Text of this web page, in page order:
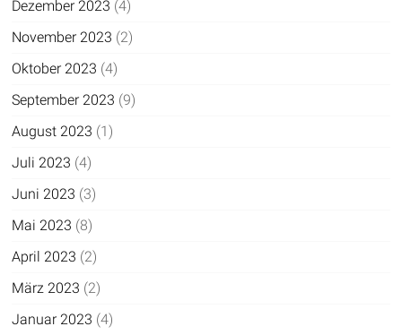
Dezember 2023 (4)
November 2023 (2)
Oktober 2023 (4)
September 2023 (9)
August 2023 (1)
Juli 2023 (4)
Juni 2023 (3)
Mai 2023 (8)
April 2023 (2)
März 2023 (2)
Januar 2023 (4)